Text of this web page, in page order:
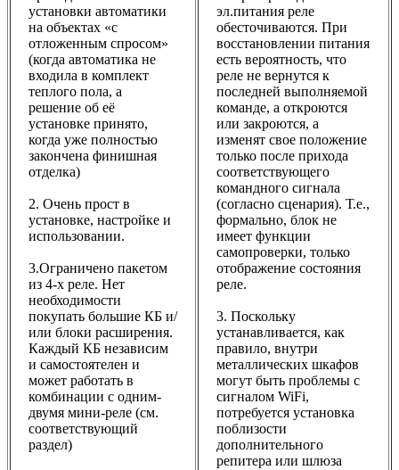
установки автоматики
на объектах «с
отложенным спросом»
(когда автоматика не
входила в комплект
теплого пола, а
решение об её
установке принято,
когда уже полностью
закончена финишная
отделка)
2. Очень прост в
установке, настройке и
использовании.
3.Ограничено пакетом
из 4-х реле. Нет
необходимости
покупать большие КБ и/
или блоки расширения.
Каждый КБ независим
и самостоятелен и
может работать в
комбинации с одним-
двумя мини-реле (см.
соответствующий
раздел)
эл.питания реле
обесточиваются. При
восстановлении питания
есть вероятность, что
реле не вернутся к
последней выполняемой
команде, а откроются
или закроются, а
изменят свое положение
только после прихода
соответствующего
командного сигнала
(согласно сценария). Т.е.,
формально, блок не
имеет функции
самопроверки, только
отображение состояния
реле.
3. Поскольку
устанавливается, как
правило, внутри
металлических шкафов
могут быть проблемы с
сигналом WiFi,
потребуется установка
поблизости
дополнительного
репитера или шлюза